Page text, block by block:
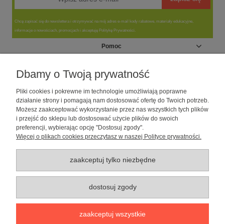
Chcę zapisać się do newslettera i otrzymywać na mój adres e-mail kody rabatowe, materiały edukacyjne,
informacje o nowościach, promocjach i akceptuję Politykę Prywatności.
Pomoc
Moje konto
Informacje
O nas
Sklep dla psów caniLOVE| NIP: 5251057141 | ul. Strzelecka 54/56, 64-
010 Krzywiń, woj. wielkopolskie | telefon: 600 189 631, e-mail:
sklep@canilove.pl
Realizacja:Centrum Usług E-Commerce Łukasz Wiśniewski2021 |
Oprogramowanie:Shoper
Sklep internetowy Shoper Premium
Dbamy o Twoją prywatność
Pliki cookies i pokrewne im technologie umożliwiają poprawne
działanie strony i pomagają nam dostosować ofertę do Twoich potrzeb.
Możesz zaakceptować wykorzystanie przez nas wszystkich tych plików
i przejść do sklepu lub dostosować użycie plików do swoich
preferencji, wybierając opcję "Dostosuj zgody".
Więcej o plikach cookies przeczytasz w naszej Polityce prywatności.
zaakceptuj tylko niezbędne
dostosuj zgody
zaakceptuj wszystkie